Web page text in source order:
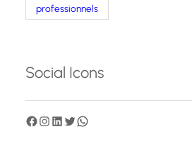
professionnels
Social Icons
F I
L T W